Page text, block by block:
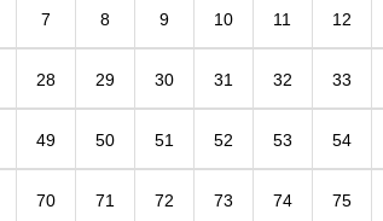
7 8 9 10 11 12
28 29 30 31 32 33
49 50 51 52 53 54
70 71 72 73 74 75